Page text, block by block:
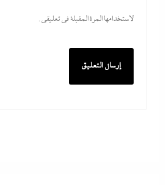
لاستخدامها المرة المقبلة في تعليقي.
الحكومة المصرية؟